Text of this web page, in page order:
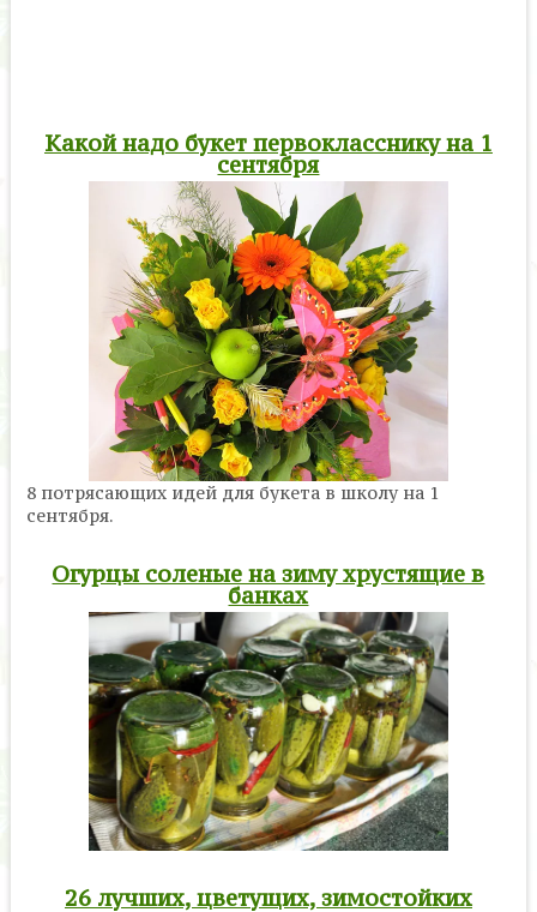
Какой надо букет первокласснику на 1
сентября
8 потрясающих идей для букета в школу на 1
сентября.
Огурцы соленые на зиму хрустящие в
банках
26 лучших, цветущих, зимостойких